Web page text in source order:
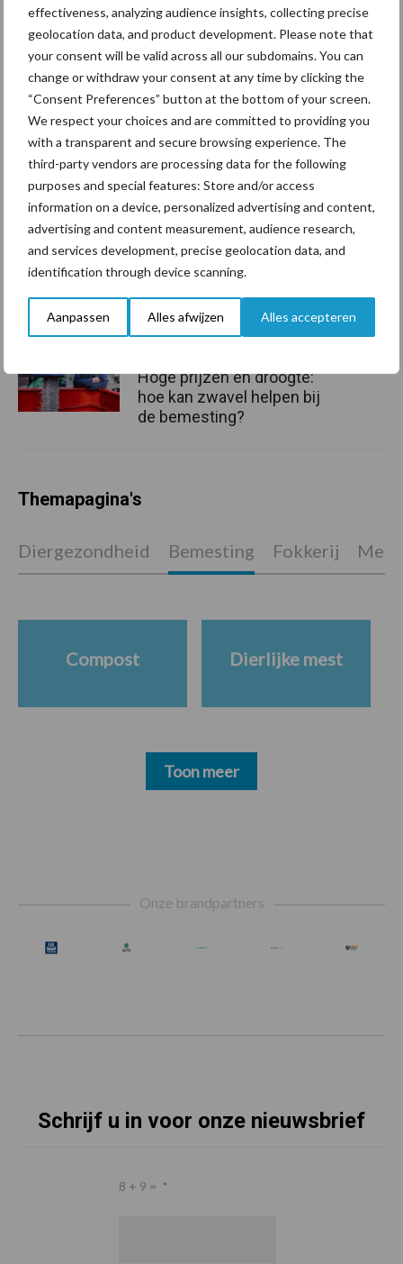
effectiveness, analyzing audience insights, collecting precise
geolocation data, and product development. Please note that
your consent will be valid across all our subdomains. You can
change or withdraw your consent at any time by clicking the
“Consent Preferences” button at the bottom of your screen.
We respect your choices and are committed to providing you
with a transparent and secure browsing experience. The
third-party vendors are processing data for the following
purposes and special features: Store and/or access
information on a device, personalized advertising and content,
advertising and content measurement, audience research,
and services development, precise geolocation data, and
identification through device scanning.
Aanpassen Alles afwijzen Alles accepteren
van YaraBela WEIDE-SULFAN.
Aanbevolen voor jou!
Van onze partner Yara
Opbrengst mais wordt veel
eerder bepaald dan tot nu
toe gedacht
Van onze partner Yara
In 4 eenvoudige stappen de
grasgroei volgen op je
Hoge prijzen en droogte:
hoe kan zwavel helpen bij
de bemesting?
Themapagina's
Diergezondheid Bemesting Fokkerij
Compost Dierlijke mest
Toon meer
Onze brandpartners
Schrijf u in voor onze nieuwsbrief
8 + 9 = *